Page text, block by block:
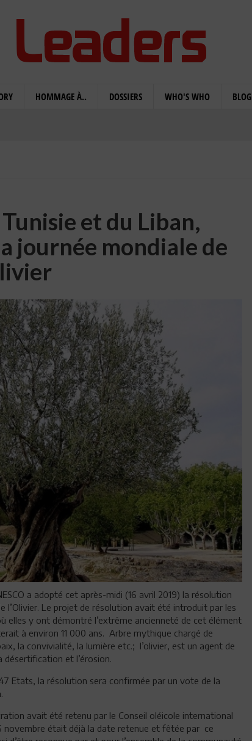
HOMMAGE À.. DOSSIERS WHO'S WHO BLOG
et du Liban,
journée mondiale de
a adopté cet après-midi (16 avril 2019) la résolution
l’Olivier. Le projet de résolution avait été introduit par les
elles y ont démontré l’extrême ancienneté de cet élément
à environ 11 000 ans. Arbre mythique chargé de
la convivialité, la lumière etc.; l’olivier, est un agent de
et l’érosion.
Etats, la résolution sera confirmée par un vote de la
avait été retenu par le Conseil oléicole international
novembre était déjà la date retenue et fêtée par ce